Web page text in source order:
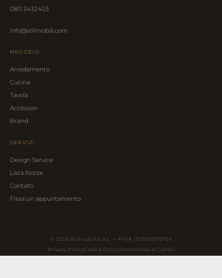
080 3432403
info@stilmobili.com
NEGOZIO
Arredamento
Cucina
Tavola
Accessori
Brand
SERVIZI
Design Service
Lista Nozze
Contatti
Fissa un appuntamento
© 2026 Stilmobili S.a.s. — P.IVA IT05128170726
Privacy PolicyCookie PolicyTerminiResi e Cambi